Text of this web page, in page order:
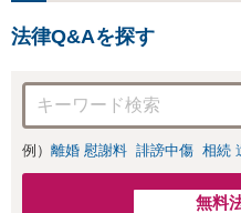
法律Q&Aを探す
例） 離婚 慰謝料 誹謗中傷 相続
無料